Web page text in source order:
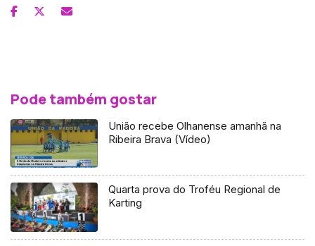
Pode também gostar
União recebe Olhanense amanhã na
Ribeira Brava (Vídeo)
Quarta prova do Troféu Regional de
Karting